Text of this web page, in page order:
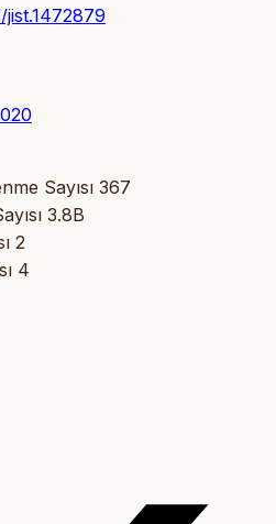
Sayısı 367
3.8B
2
4